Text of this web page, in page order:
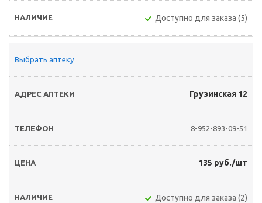
Доступно для заказа (5)
Выбрать аптеку
Грузинская 12
8-952-893-09-51
135 руб./шт
Доступно для заказа (2)